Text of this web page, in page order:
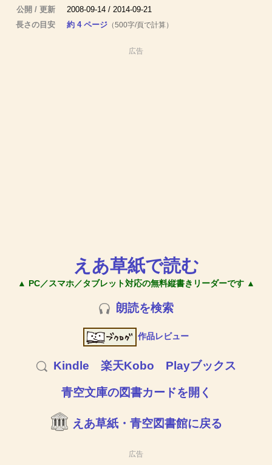
公開 / 更新
2008-09-14 / 2014-09-21
長さの目安
約 4 ページ （500字/頁で計算）
広告
えあ草紙で読む
▲ PC／スマホ／タブレット対応の無料縦書きリーダーです ▲
朗読を検索
作品レビュー
Kindle 楽天Kobo Playブックス
青空文庫の図書カードを開く
えあ草紙・青空図書館に戻る
広告